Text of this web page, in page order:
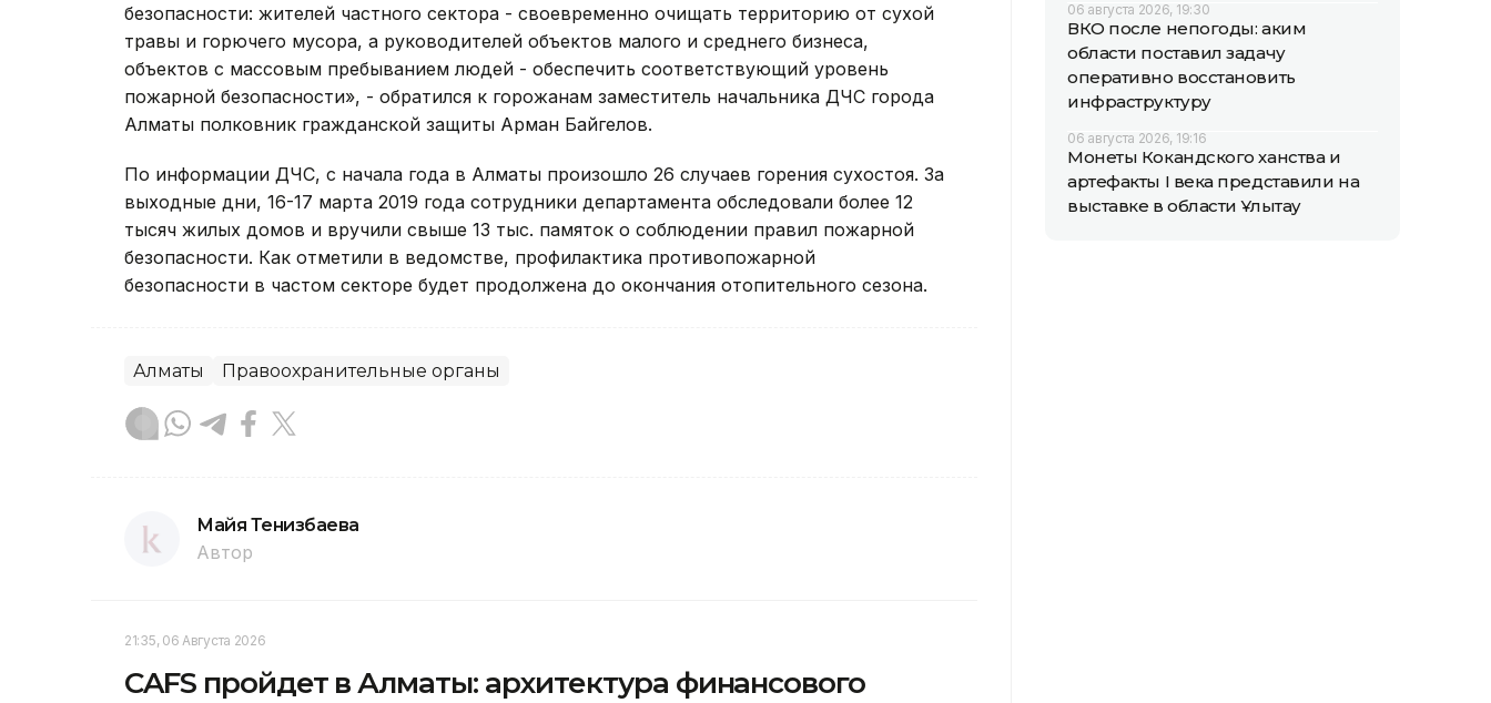
безопасности: жителей частного сектора - своевременно очищать территорию от сухой
травы и горючего мусора, а руководителей объектов малого и среднего бизнеса,
объектов с массовым пребыванием людей - обеспечить соответствующий уровень
пожарной безопасности», - обратился к горожанам заместитель начальника ДЧС города
Алматы полковник гражданской защиты Арман Байгелов.
По информации ДЧС, с начала года в Алматы произошло 26 случаев горения сухостоя. За
выходные дни, 16-17 марта 2019 года сотрудники департамента обследовали более 12
тысяч жилых домов и вручили свыше 13 тыс. памяток о соблюдении правил пожарной
безопасности. Как отметили в ведомстве, профилактика противопожарной
безопасности в частом секторе будет продолжена до окончания отопительного сезона.
Алматы Правоохранительные органы
Майя Тенизбаева
Автор
21:35, 06 Августа 2026
CAFS пройдет в Алматы: архитектура финансового
06 августа 2026, 19:30
ВКО после непогоды: аким
области поставил задачу
оперативно восстановить
инфраструктуру
06 августа 2026, 19:16
Монеты Кокандского ханства и
артефакты I века представили на
выставке в области Ұлытау